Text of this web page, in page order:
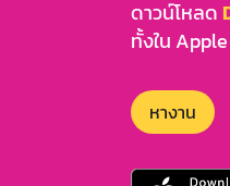
ดาวน์โหลด
ทั้งใน
หางาน